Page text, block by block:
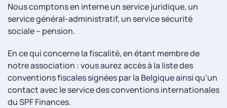
Nous comptons en interne un service juridique, un
service général-administratif, un service sécurité
sociale – pension.
En ce qui concerne la fiscalité, en étant membre de
notre association : vous aurez accès à la liste des
conventions fiscales signées par la Belgique ainsi qu’un
contact avec le service des conventions internationales
du SPF Finances.